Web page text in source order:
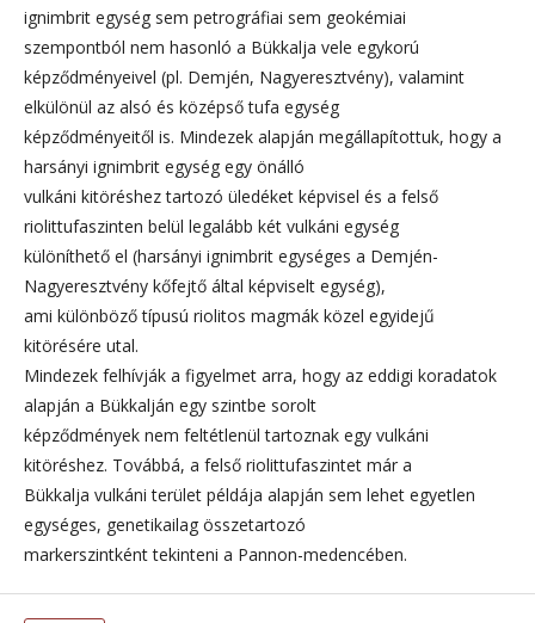
ignimbrit egység sem petrográfiai sem geokémiai
szempontból nem hasonló a Bükkalja vele egykorú
képződményeivel (pl. Demjén, Nagyeresztvény), valamint
elkülönül az alsó és középső tufa egység
képződményeitől is. Mindezek alapján megállapítottuk, hogy a
harsányi ignimbrit egység egy önálló
vulkáni kitöréshez tartozó üledéket képvisel és a felső
riolittufaszinten belül legalább két vulkáni egység
különíthető el (harsányi ignimbrit egységes a Demjén-
Nagyeresztvény kőfejtő által képviselt egység),
ami különböző típusú riolitos magmák közel egyidejű
kitörésére utal.
Mindezek felhívják a figyelmet arra, hogy az eddigi koradatok
alapján a Bükkalján egy szintbe sorolt
képződmények nem feltétlenül tartoznak egy vulkáni
kitöréshez. Továbbá, a felső riolittufaszintet már a
Bükkalja vulkáni terület példája alapján sem lehet egyetlen
egységes, genetikailag összetartozó
markerszintként tekinteni a Pannon-medencében.